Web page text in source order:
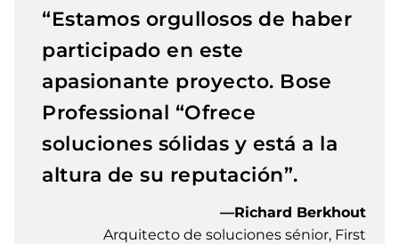
“Estamos orgullosos de haber
participado en este
apasionante proyecto. Bose
Professional “Ofrece
soluciones sólidas y está a la
altura de su reputación”.
—Richard Berkhout
Arquitecto de soluciones sénior, First